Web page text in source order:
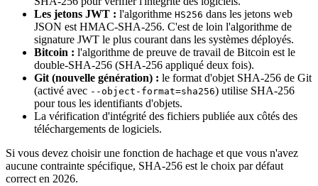
Les jetons JWT : l'algorithme HS256 dans les jetons web
JSON est HMAC-SHA-256. C'est de loin l'algorithme de
signature JWT le plus courant dans les systèmes déployés.
Bitcoin : l'algorithme de preuve de travail de Bitcoin est le
double-SHA-256 (SHA-256 appliqué deux fois).
Git (nouvelle génération) : le format d'objet SHA-256 de Git
(activé avec --object-format=sha256) utilise SHA-256
pour tous les identifiants d'objets.
La vérification d'intégrité des fichiers publiée aux côtés des
téléchargements de logiciels.
Si vous devez choisir une fonction de hachage et que vous n'avez
aucune contrainte spécifique, SHA-256 est le choix par défaut
correct en 2026.